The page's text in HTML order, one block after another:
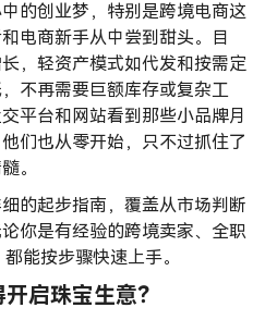
的创业梦，特别是跨境电商这
电商新手从中尝到甜头。目
，轻资产模式如代发和按需定
不再需要巨额库存或复杂工
平台和网站看到那些小品牌月
们也从零开始，只不过抓住了
。
的起步指南，覆盖从市场判断
你是有经验的跨境卖家、全职
能按步骤快速上手。
启珠宝生意？